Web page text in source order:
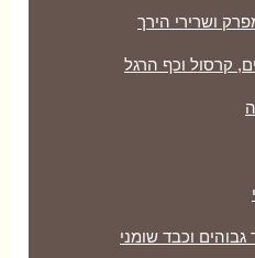
ושרירי הירך
קרסול וכף הרגל
גבוהים וכבד שומני